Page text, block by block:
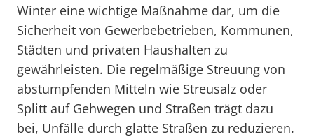
Winter eine wichtige Maßnahme dar, um die
Sicherheit von Gewerbebetrieben, Kommunen,
Städten und privaten Haushalten zu
gewährleisten. Die regelmäßige Streuung von
abstumpfenden Mitteln wie Streusalz oder
Splitt auf Gehwegen und Straßen trägt dazu
bei, Unfälle durch glatte Straßen zu reduzieren.